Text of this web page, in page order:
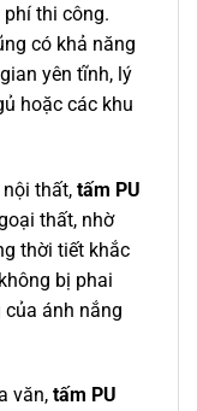
thi công.
có khả năng
yên tĩnh, lý
hoặc các khu
thất, tấm PU
thất, nhờ
thời tiết khắc
bị phai
ánh nắng
văn, tấm PU